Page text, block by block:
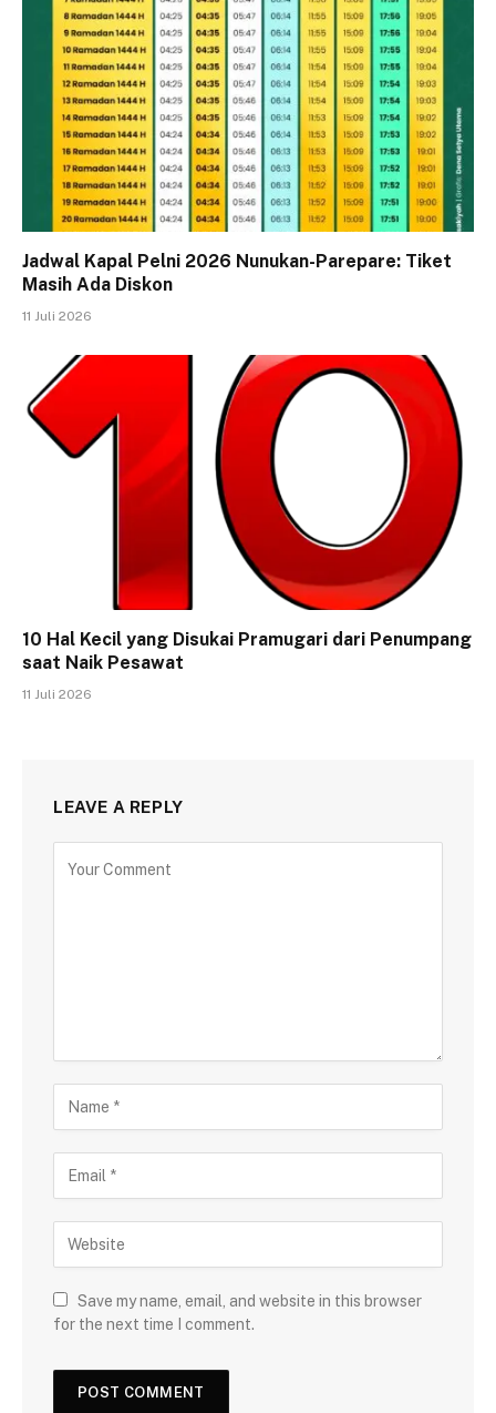
Jadwal Kapal Pelni 2026 Nunukan-Parepare: Tiket
Masih Ada Diskon
11 Juli 2026
10 Hal Kecil yang Disukai Pramugari dari Penumpang
saat Naik Pesawat
11 Juli 2026
LEAVE A REPLY
Save my name, email, and website in this browser
for the next time I comment.